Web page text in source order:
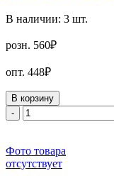
В наличии: 3 шт.
розн. 560₽
опт. 448₽
В корзину
-
Фото товара
отсутствует